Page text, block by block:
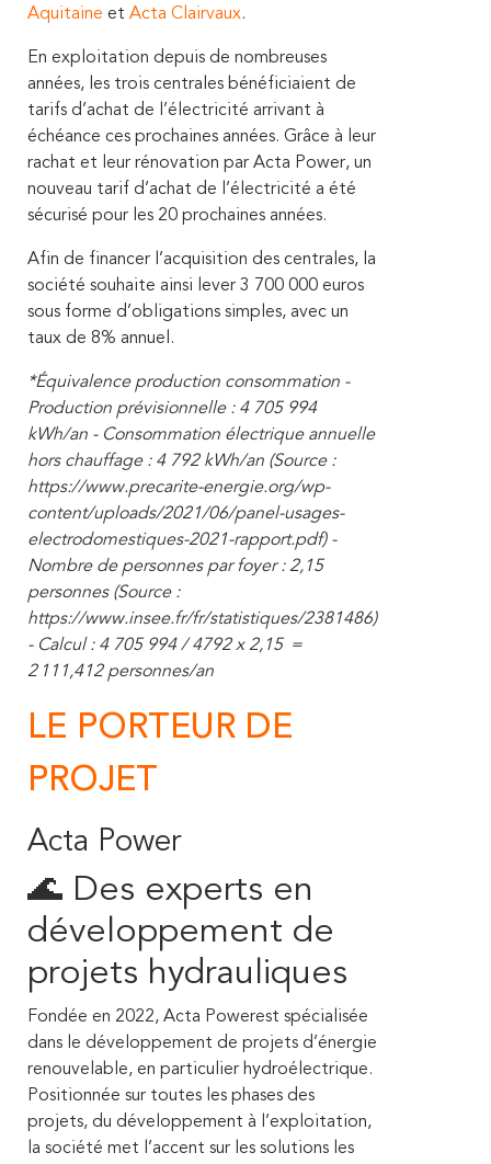
Aquitaine et Acta Clairvaux.
En exploitation depuis de nombreuses
années, les trois centrales bénéficiaient de
tarifs d’achat de l’électricité arrivant à
échéance ces prochaines années. Grâce à leur
rachat et leur rénovation par Acta Power, un
nouveau tarif d’achat de l’électricité a été
sécurisé pour les 20 prochaines années.
Afin de financer l’acquisition des centrales, la
société souhaite ainsi lever 3 700 000 euros
sous forme d’obligations simples, avec un
taux de 8% annuel.
*Équivalence production consommation -
Production prévisionnelle : 4 705 994
kWh/an - Consommation électrique annuelle
hors chauffage : 4 792 kWh/an (Source :
https://www.precarite-energie.org/wp-
content/uploads/2021/06/panel-usages-
electrodomestiques-2021-rapport.pdf) -
Nombre de personnes par foyer : 2,15
personnes (Source :
https://www.insee.fr/fr/statistiques/2381486)
- Calcul : 4 705 994 / 4792 x 2,15 =
2 111,412 personnes/an
LE PORTEUR DE
PROJET
Acta Power
🌊 Des experts en
développement de
projets hydrauliques
Fondée en 2022, Acta Powerest spécialisée
dans le développement de projets d’énergie
renouvelable, en particulier hydroélectrique.
Positionnée sur toutes les phases des
projets, du développement à l’exploitation,
la société met l’accent sur les solutions les